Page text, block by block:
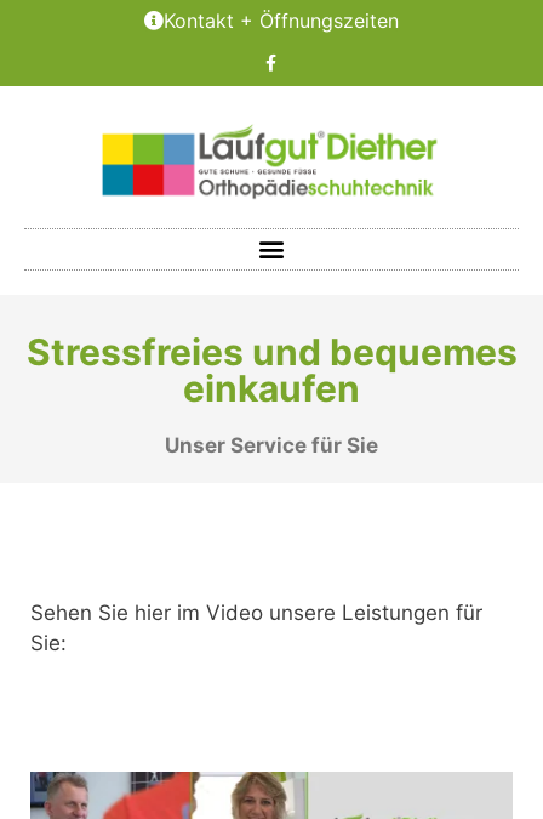
Kontakt + Öffnungszeiten
Stressfreies und bequemes
einkaufen
Unser Service für Sie
Sehen Sie hier im Video unsere Leistungen für
Sie: